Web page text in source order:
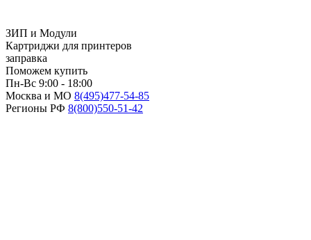
ЗИП и Модули
Картриджи для принтеров
заправка
Поможем купить
Пн-Вс 9:00 - 18:00
Москва и МО 8(495)477-54-85
Регионы РФ 8(800)550-51-42